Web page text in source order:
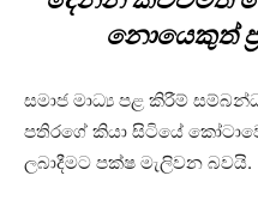
නොයෙකුත්
සමාජ මාධ්‍ය පළ කිරීම්
පතිරගේ කියා සිටියේ
ලබාදීමට පක්ෂ මැලිවන බවයි.